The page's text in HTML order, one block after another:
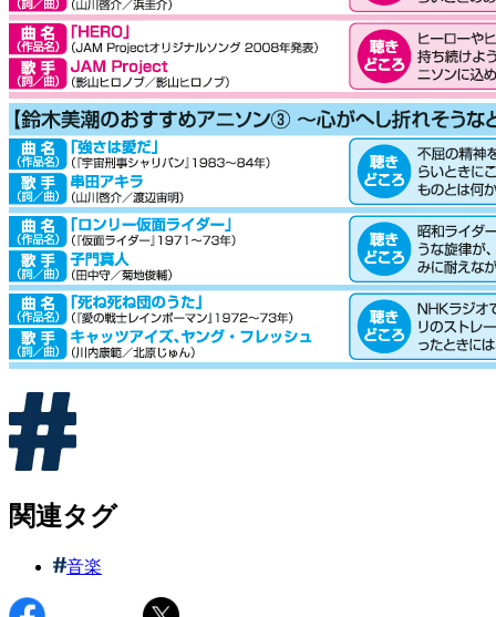
関連タグ
音楽